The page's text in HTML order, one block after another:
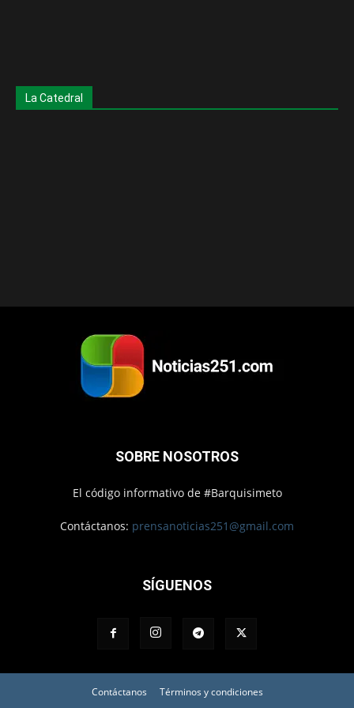
La Catedral
SOBRE NOSOTROS
El código informativo de #Barquisimeto
Contáctanos: prensanoticias251@gmail.com
SÍGUENOS
Contáctanos Términos y condiciones